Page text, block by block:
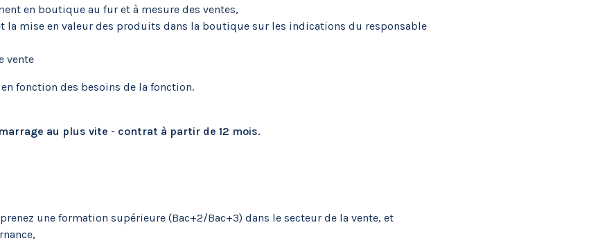
en boutique au fur et à mesure des ventes,
la mise en valeur des produits dans la boutique sur les indications du responsable
vente
fonction des besoins de la fonction.
au plus vite - contrat à partir de 12 mois.
une formation supérieure (Bac+2/Bac+3) dans le secteur de la vente, et